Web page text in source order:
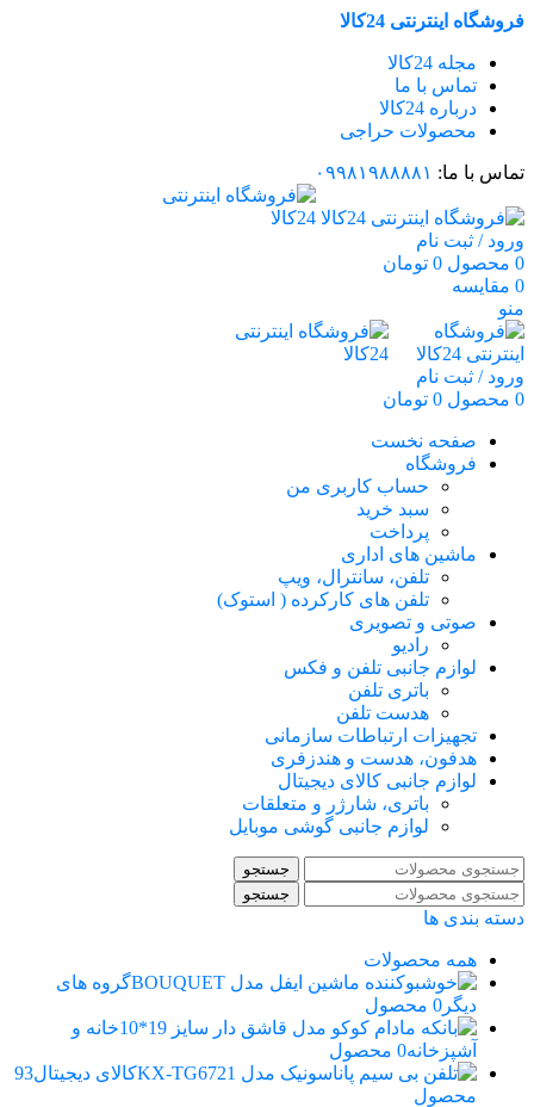
فروشگاه اینترنتی 24کالا
مجله 24کالا
تماس با ما
درباره 24کالا
محصولات حراجی
تماس با ما: ۰۹۹۸۱۹۸۸۸۸۱
ورود / ثبت نام
0 محصول 0 تومان
0 مقایسه
منو
ورود / ثبت نام
0 محصول 0 تومان
صفحه نخست
فروشگاه
حساب کاربری من
سبد خرید
پرداخت
ماشین های اداری
تلفن، سانترال، ویپ
تلفن های کارکرده ( استوک)
صوتی و تصویری
رادیو
لوازم جانبی تلفن و فکس
باتری تلفن
هدست تلفن
تجهیزات ارتباطات سازمانی
هدفون، هدست و هندزفری
لوازم جانبی کالای دیجیتال
باتری، شارژر و متعلقات
لوازم جانبی گوشی موبایل
جستجو
جستجو
دسته بندی ها
همه محصولات
گروه های
دیگر 0 محصول
خانه و
آشپزخانه0 محصول
کالای دیجیتال93
محصول